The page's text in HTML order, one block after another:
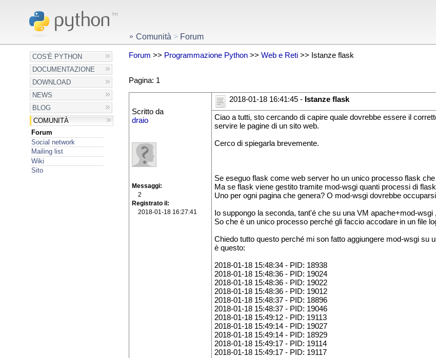
COS'È PYTHON
DOCUMENTAZIONE
DOWNLOAD
NEWS
BLOG
COMUNITÀ
Forum
Social network
Mailing list
Wiki
Sito
Comunità > Forum
Forum >> Programmazione Python>> Web e Reti>> Istanze flask
Pagina: 1
Scritto da
draio
Messaggi
2
Registrato il
2018-01-18 16:27:41
2018-01-18 16:41:45 - Istanze flask
Ciao a tutti, sto cercando di capire quale dovrebbe essere il
servire le pagine di un sito web.
Cerco di spiegarla brevemente.
Se eseguo flask come web server ho un unico processo flask
Ma se flask viene gestito tramite mod-wsgi quanti processi di
Uno per ogni pagina che genera? O mod-wsgi dovrebbe
Io suppongo la seconda, tant'é che su una VM apache+mod-
So che è un unico processo perché gli faccio accodare in un file
Chiedo tutto questo perché mi son fatto aggiungere mod-wsgi su
è questo:
2018-01-18 15:48:34 - PID: 18938
2018-01-18 15:48:36 - PID: 19024
2018-01-18 15:48:36 - PID: 19022
2018-01-18 15:48:36 - PID: 19012
2018-01-18 15:48:37 - PID: 18896
2018-01-18 15:48:37 - PID: 19046
2018-01-18 15:49:12 - PID: 19113
2018-01-18 15:49:14 - PID: 19027
2018-01-18 15:49:14 - PID: 18929
2018-01-18 15:49:17 - PID: 19114
2018-01-18 15:49:17 - PID: 19117